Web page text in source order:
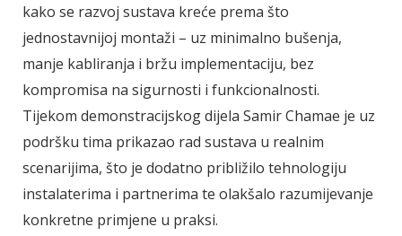
kako se razvoj sustava kreće prema što
jednostavnijoj montaži – uz minimalno bušenja,
manje kabliranja i bržu implementaciju, bez
kompromisa na sigurnosti i funkcionalnosti.
Tijekom demonstracijskog dijela Samir Chamae je uz
podršku tima prikazao rad sustava u realnim
scenarijima, što je dodatno približilo tehnologiju
instalaterima i partnerima te olakšalo razumijevanje
konkretne primjene u praksi.